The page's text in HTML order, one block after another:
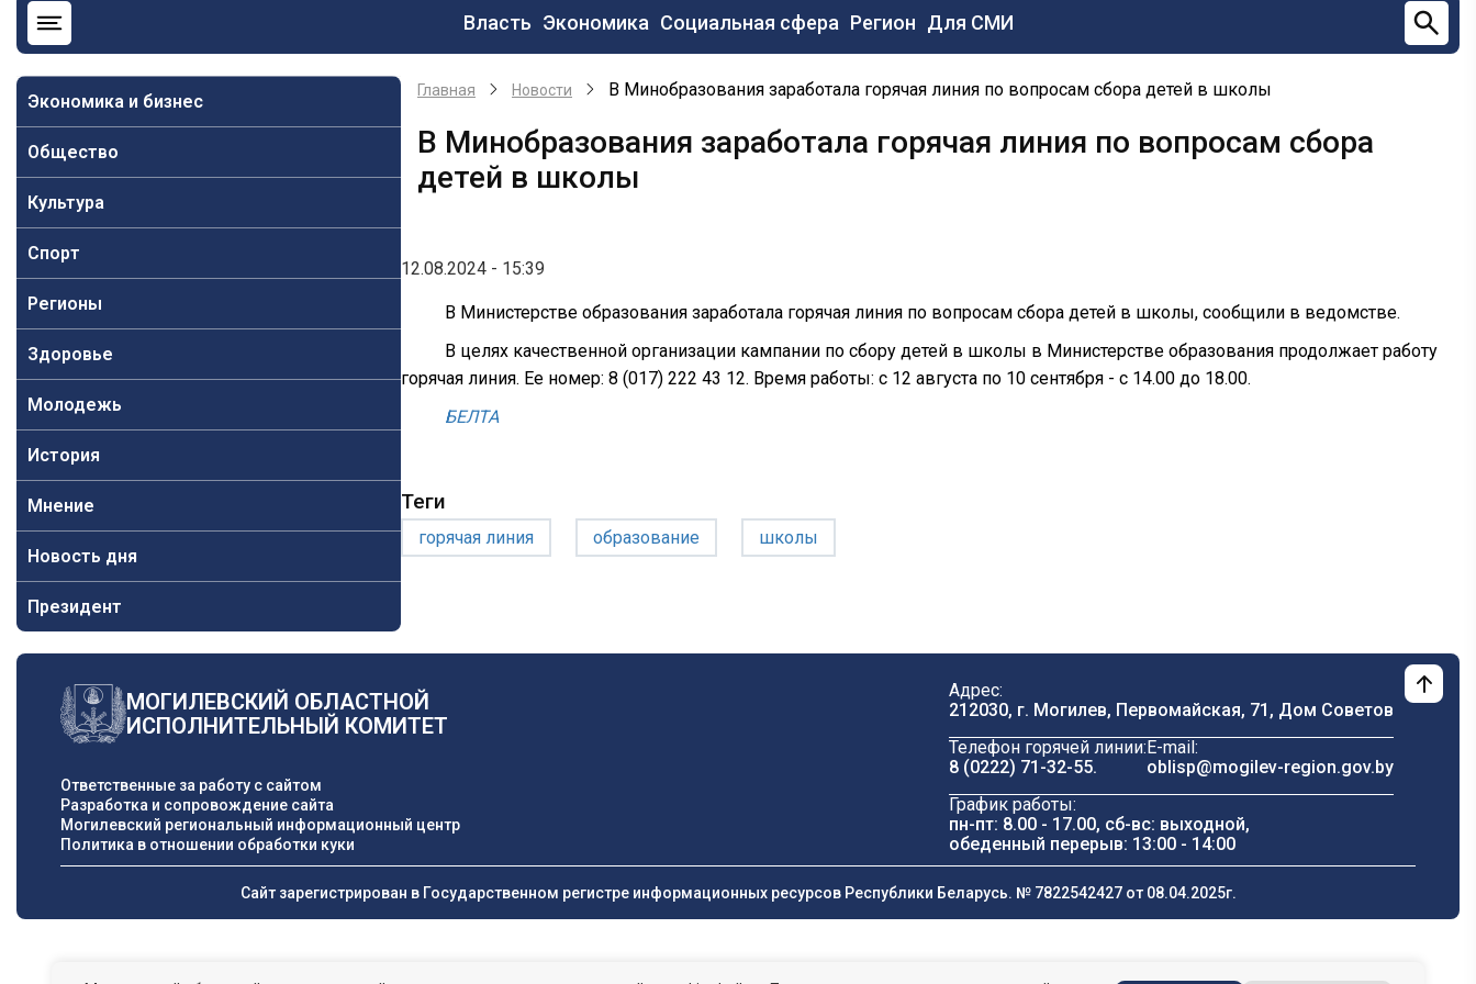
Основная
навигация
Власть Экономика Социальная сфера Регион Для СМИ
Экономика и бизнес
Общество
Культура
Спорт
Регионы
Здоровье
Молодежь
История
Мнение
Новость дня
Президент
Главная Новости В Минобразования заработала горячая линия по вопросам сбора детей в школы
В Минобразования заработала горячая линия по вопросам сбора
детей в школы
12.08.2024 - 15:39
В Министерстве образования заработала горячая линия по вопросам сбора детей в школы, сообщили в ведомстве.
В целях качественной организации кампании по сбору детей в школы в Министерстве образования продолжает работу
горячая линия. Ее номер: 8 (017) 222 43 12. Время работы: с 12 августа по 10 сентября - с 14.00 до 18.00.
БЕЛТА
Теги
горячая линия образование школы
МОГИЛЕВСКИЙ ОБЛАСТНОЙ
ИСПОЛНИТЕЛЬНЫЙ КОМИТЕТ
Ответственные за работу с сайтом
Разработка и сопровождение сайта
Могилевский региональный информационный центр
Политика в отношении обработки куки
Адрес:
212030, г. Могилев, Первомайская, 71, Дом Cоветов
Телефон горячей линии:
8 (0222) 71-32-55.
E-mail:
oblisp@mogilev-region.gov.by
График работы:
пн-пт: 8.00 - 17.00, сб-вс: выходной,
обеденный перерыв: 13:00 - 14:00
Сайт зарегистрирован в Государственном регистре информационных ресурсов Республики Беларусь. № 7822542427 от 08.04.2025г.